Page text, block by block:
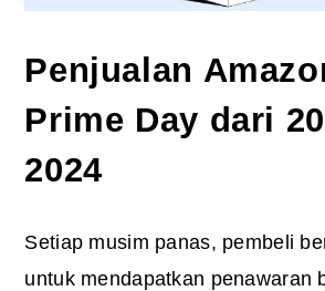
Penjualan
Prime Day dari
2024
Setiap musim panas, pembeli
untuk mendapatkan penawaran